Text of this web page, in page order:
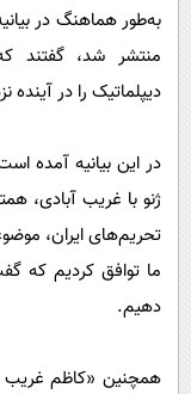
به‌طور هماهنگ در
منتشر شد، گفتند
دیپلماتیک را در آینده
در این بیانیه آمده
ژنو با غریب آبادی،
تحریم‌های ایران،
ما توافق کردیم که
دهیم.
همچنین «کاظم غریب